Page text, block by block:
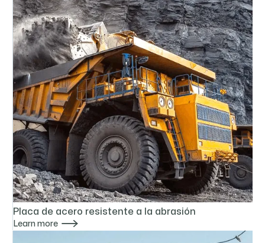
Placa de acero resistente a la abrasión
Learn more 